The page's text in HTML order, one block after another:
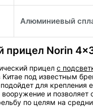
Алюминиевый
прицел Norin
прицел с
Китае под известным
для крепления
вооружение и позволяет
по целям на